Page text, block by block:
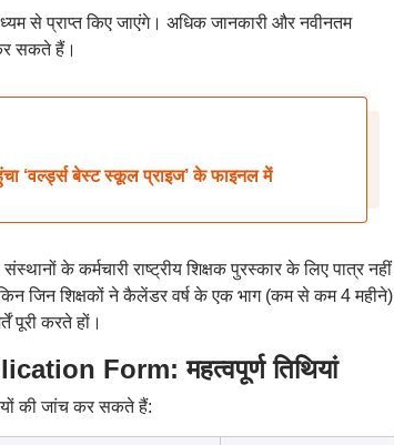
से प्राप्त किए जाएंगे। अधिक जानकारी और नवीनतम
सकते हैं।
‘वर्ल्ड्स बेस्ट स्कूल प्राइज’ के फाइनल में
के कर्मचारी राष्ट्रीय शिक्षक पुरस्कार के लिए पात्र नहीं
जिन शिक्षकों ने कैलेंडर वर्ष के एक भाग (कम से कम 4 महीने)
पूरी करते हों।
Form: महत्वपूर्ण तिथियां
की जांच कर सकते हैं: